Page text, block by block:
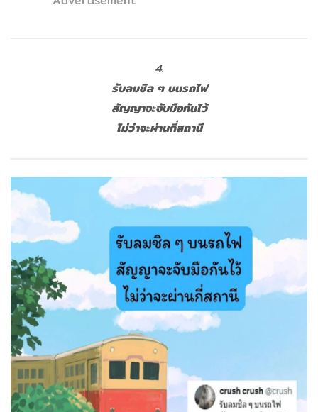
4.
รับลมชิล ๆ บนรถไฟ
สัญญาจะจับมือกันไว้
ไม่ว่าจะผ่านกี่สถานี